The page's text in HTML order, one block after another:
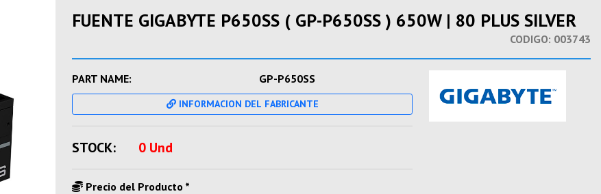
FUENTE GIGABYTE P650SS ( GP-P650SS ) 650W | 80 PLUS SILVER
CODIGO: 003743
PART NAME: GP-P650SS
INFORMACION DEL FABRICANTE
STOCK: 0 Und
Precio del Producto *